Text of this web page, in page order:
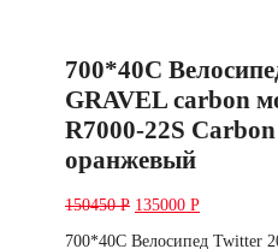
700*40C
GRAVEL carbon
R7000-22S
оранжевый
150450Р 135000 Р
700*40C Велосипед Twitter